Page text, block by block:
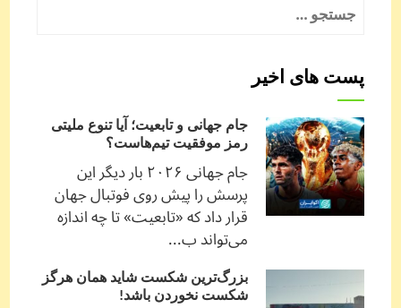
پست های اخیر
جام جهانی و تابعیت؛ آیا تنوع ملیتی
رمز موفقیت تیم‌هاست؟
جام جهانی ۲۰۲۶ بار دیگر این
پرسش را پیش روی فوتبال جهان
قرار داد که «تابعیت» تا چه اندازه
می‌تواند ب...
بزرگ‌ترین شکست شاید همان هرگز
شکست نخوردن باشد!